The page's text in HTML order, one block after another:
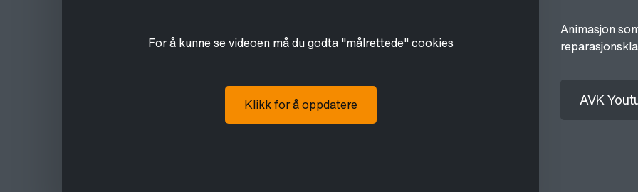
For å kunne se videoen må du godta "målrettede" cookies
Klikk for å oppdatere
Animasjon
AVK